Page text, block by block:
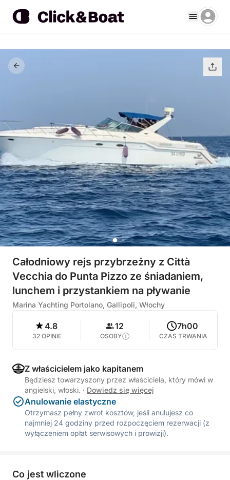
Całodniowy rejs przybrzeżny z Città
Vecchia do Punta Pizzo ze śniadaniem,
lunchem i przystankiem na pływanie
Marina Yachting Portolano, Gallipoli, Włochy
4.8
32 OPINIE
12
OSOBY
7h00
CZAS TRWANIA
Z właścicielem jako kapitanem
Będziesz towarzyszony przez właściciela, który mówi w
angielski, włoski. · Dowiedz się więcej
Anulowanie elastyczne
Otrzymasz pełny zwrot kosztów, jeśli anulujesz co
najmniej 24 godziny przed rozpoczęciem rezerwacji (z
wyłączeniem opłat serwisowych i prowizji).
Co jest wliczone